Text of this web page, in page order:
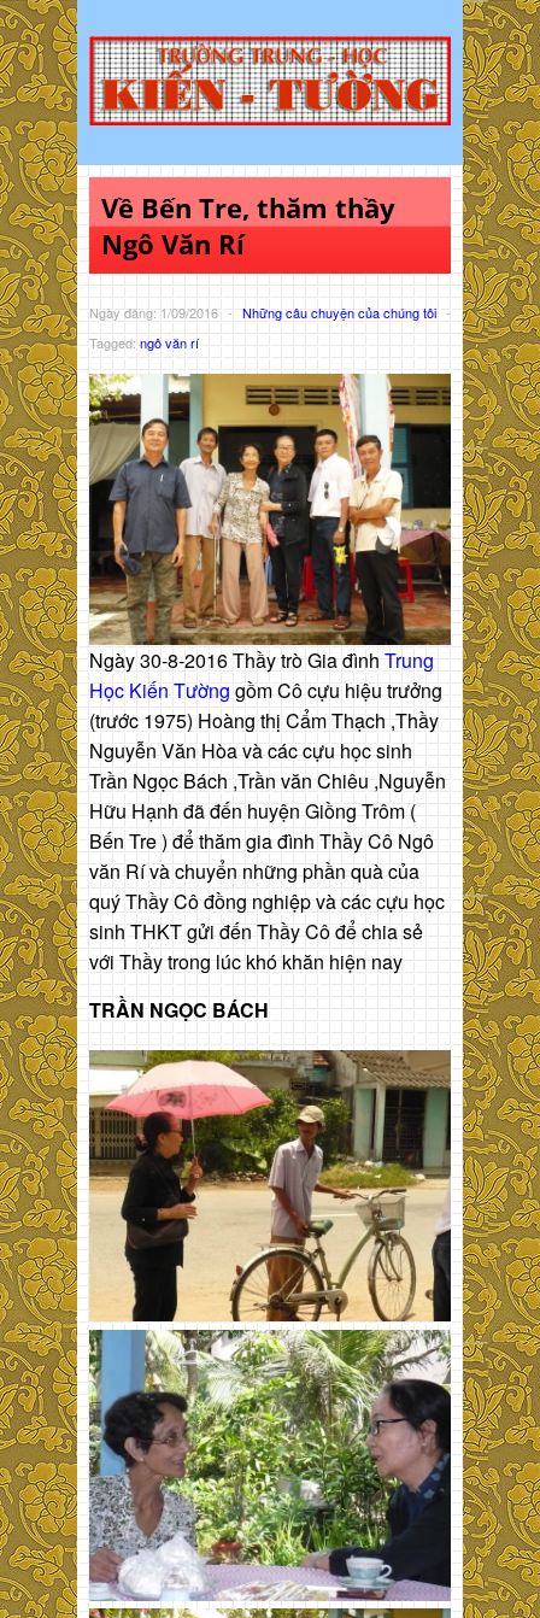
Về Bến Tre, thăm thầy
Ngô Văn Rí
Ngày đăng: 1/09/2016 - Những câu chuyện của chúng tôi -
Tagged: ngô văn rí
Ngày 30-8-2016 Thầy trò Gia đình Trung
Học Kiến Tường gồm Cô cựu hiệu trưởng
(trước 1975) Hoàng thị Cẩm Thạch ,Thầy
Nguyễn Văn Hòa và các cựu học sinh
Trần Ngọc Bách ,Trần văn Chiêu ,Nguyễn
Hữu Hạnh đã đến huyện Giồng Trôm (
Bến Tre ) để thăm gia đình Thầy Cô Ngô
văn Rí và chuyển những phần quà của
quý Thầy Cô đồng nghiệp và các cựu học
sinh THKT gửi đến Thầy Cô để chia sẻ
với Thầy trong lúc khó khăn hiện nay
TRẦN NGỌC BÁCH